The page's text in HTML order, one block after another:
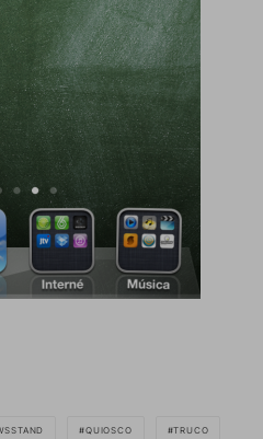
QUIOSCO TRUCO